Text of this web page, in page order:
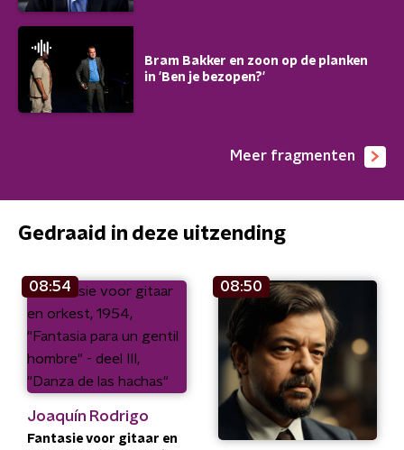
Bram Bakker en zoon op de planken
in 'Ben je bezopen?'
Meer fragmenten
Gedraaid in deze uitzending
08:54
Joaquín Rodrigo
Fantasie voor gitaar en
08:50